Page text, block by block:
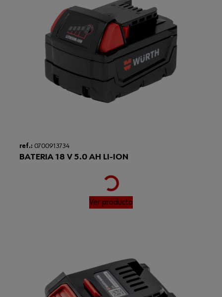
ref.: 0700913734
BATERIA 18 V 5.0 AH LI-ION
Loading...
Ver producto